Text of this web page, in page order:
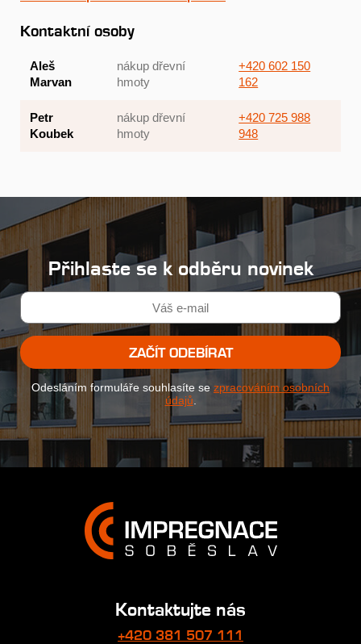
Kontaktní osoby
Aleš
Marvan
nákup dřevní
hmoty
+420 602 150
162
Petr
Koubek
nákup dřevní
hmoty
+420 725 988
948
Přihlaste se k odběru novinek
ZAČÍT ODEBÍRAT
Odesláním formuláře souhlasíte se zpracováním osobních
údajů
Kontaktujte nás
+420 381 507 111